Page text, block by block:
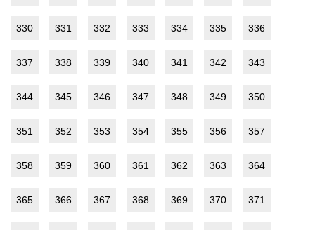
330 331 332 333 334 335 336
337 338 339 340 341 342 343
344 345 346 347 348 349 350
351 352 353 354 355 356 357
358 359 360 361 362 363 364
365 366 367 368 369 370 371